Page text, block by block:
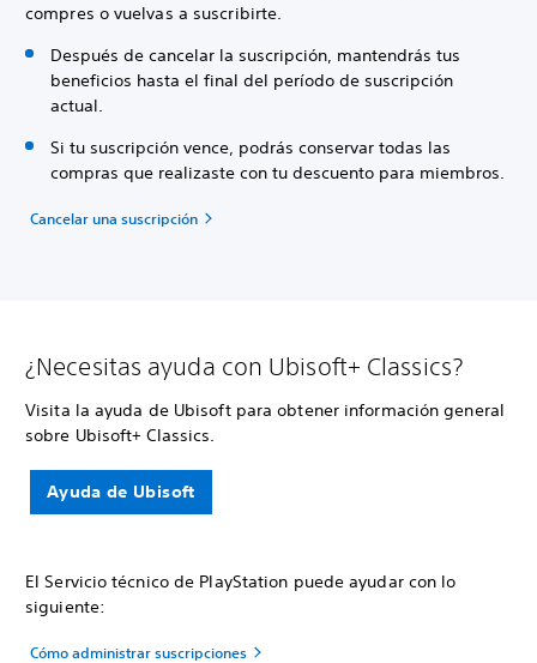
compres o vuelvas a suscribirte.
Después de cancelar la suscripción, mantendrás tus
beneficios hasta el final del período de suscripción
actual.
Si tu suscripción vence, podrás conservar todas las
compras que realizaste con tu descuento para miembros.
Cancelar una suscripción
¿Necesitas ayuda con Ubisoft+ Classics?
Visita la ayuda de Ubisoft para obtener información general
sobre Ubisoft+ Classics.
Ayuda de Ubisoft
El Servicio técnico de PlayStation puede ayudar con lo
siguiente:
Cómo administrar suscripciones